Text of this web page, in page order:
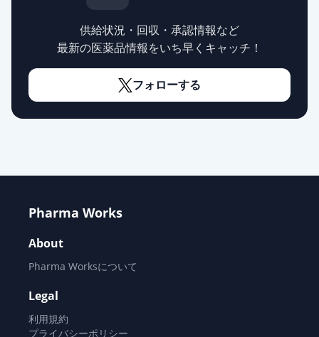
供給状況・回収・承認情報など
最新の医薬品情報をいち早くキャッチ！
フォローする
Pharma Works
About
Pharma Worksについて
Legal
利用規約
プライバシーポリシー